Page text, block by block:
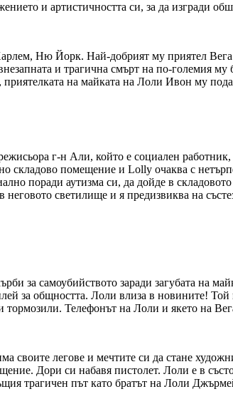
и артистичността си, за да изгради
Ню Йорк. Най-добрият му приятел Вега
и трагична смърт на по-големия
на майката на Лоли Ивон му
г-н Али, който е социален
складово помещение и Lolly очаква с
поради аутизма си, да дойде в
светилище и я предизвиква на
за самоубийството заради загубата на
за общността. Лоли влиза в новините!
Телефонът на Лоли и якето на
легове и мечтите си да стане
Дори си набавя пистолет. Лоли е в
трагичен път като братът на Лоли